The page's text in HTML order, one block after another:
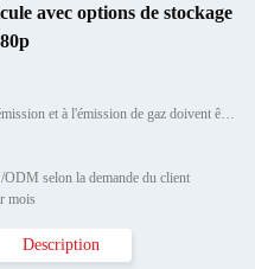
avec options de stockage
Numéro de modèle: Les données relatives à l'émission et à l'émission de gaz doivent être fournies à l'autorité compéte
selon la demande du client
mois
Description